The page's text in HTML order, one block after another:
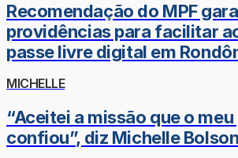
Recomendação do MPF
providências para facilitar
passe livre digital em
MICHELLE
“Aceitei a missão que o
confiou”, diz Michelle